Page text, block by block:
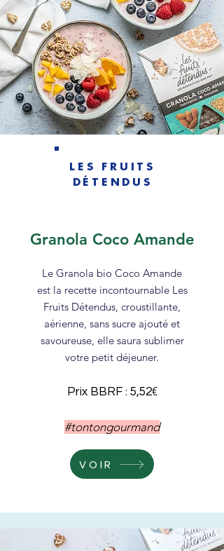
LES FRUITS
DÉTENDUS
Granola Coco Amande
Le Granola bio Coco Amande
est la recette incontournable Les
Fruits Détendus, croustillante,
aérienne, sans sucre ajouté et
savoureuse, elle saura sublimer
votre petit déjeuner.
Prix BBRF : 5,52€
#tontongourmand
VOIR